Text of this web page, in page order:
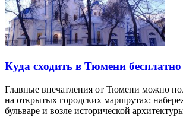
Куда сходить в Тюмени бесплатно
Главные впечатления от Тюмени можно
на открытых городских маршрутах:
бульваре и возле исторической